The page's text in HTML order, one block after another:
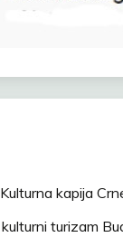
kapija
turizam